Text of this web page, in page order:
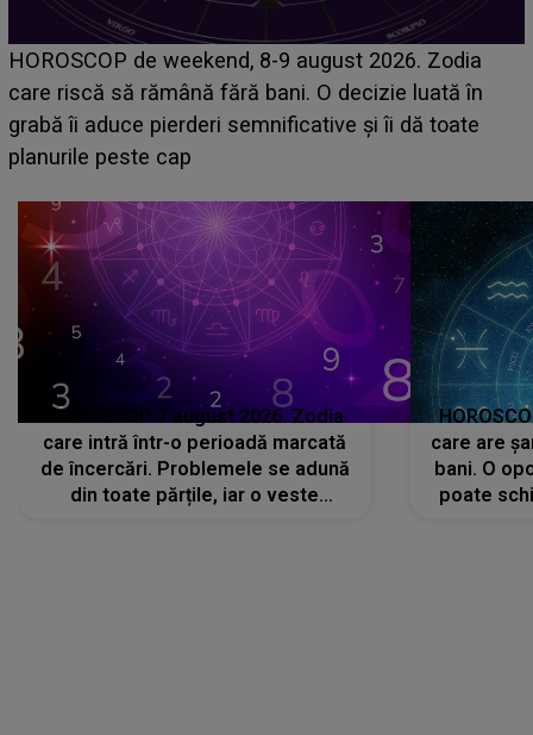
Emanuel a ținut ACEST DETALIU ASCUNS până
acum! În fața Alexandrei, concurentul din Casa Iubirii
face o MĂRTURISIRE NEAȘTEPTATĂ despre mama
sa: "I-am spus și ei în față, eu nu te iubesc pentru
HOROSCOP 7 august 2026. Zodia
care intră într-o perioadă marcată
de încercări. Problemele se adună
din toate părțile, iar o veste
care are
bani. O
poate